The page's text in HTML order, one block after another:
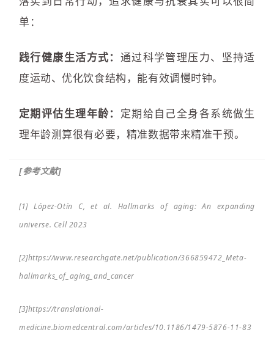
单：
践行健康生活方式： 通过科学管理压力、坚持适
度运动、优化饮食结构，能有效调慢时钟。
定期评估生理年龄： 定期给自己全身各系统做生
理年龄测算很有必要，精准数据带来精准干预。
[参考文献]
[1] López-Otín C, et al. Hallmarks of aging: An expanding
universe. Cell 2023
[2]https://www.researchgate.net/publication/366859472_Meta-
hallmarks_of_aging_and_cancer
[3]https://translational-
medicine.biomedcentral.com/articles/10.1186/1479-5876-11-83